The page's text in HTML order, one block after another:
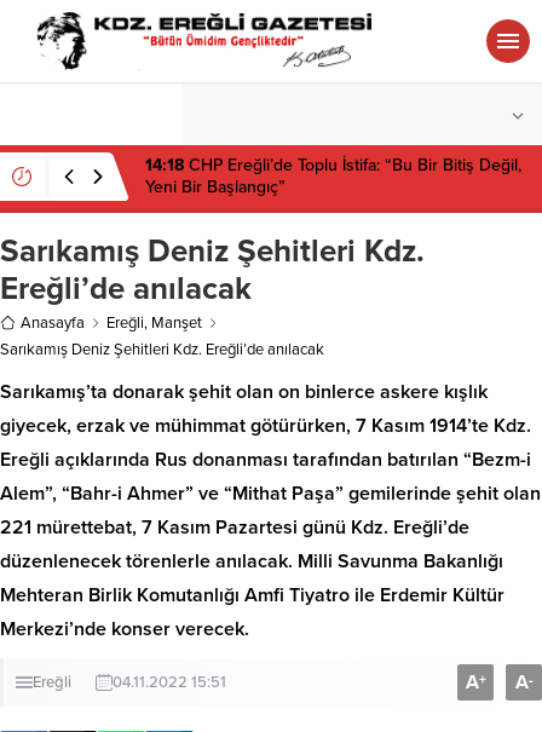
14:18 CHP Ereğli’de Toplu İstifa: “Bu Bir Bitiş Değil,
Yeni Bir Başlangıç”
Sarıkamış Deniz Şehitleri Kdz.
Ereğli’de anılacak
Anasayfa Ereğli, Manşet
Sarıkamış Deniz Şehitleri Kdz. Ereğli’de anılacak
Sarıkamış’ta donarak şehit olan on binlerce askere kışlık
giyecek, erzak ve mühimmat götürürken, 7 Kasım 1914’te Kdz.
Ereğli açıklarında Rus donanması tarafından batırılan “Bezm-i
Alem”, “Bahr-i Ahmer” ve “Mithat Paşa” gemilerinde şehit olan
221 mürettebat, 7 Kasım Pazartesi günü Kdz. Ereğli’de
düzenlenecek törenlerle anılacak. Milli Savunma Bakanlığı
Mehteran Birlik Komutanlığı Amfi Tiyatro ile Erdemir Kültür
Merkezi’nde konser verecek.
Ereğli 04.11.2022 15:51 A+ A-